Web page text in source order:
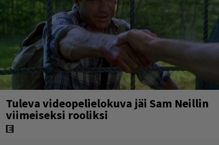
Tuleva videopelielokuva jäi Sam Neillin
viimeiseksi rooliksi